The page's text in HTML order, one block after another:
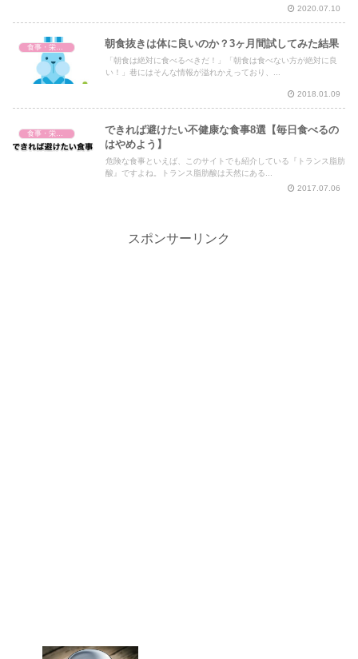
2020.07.10
食事・栄養・サプリ 朝食抜きは体に良いのか？3ヶ月間試してみた結果
「朝食は絶対に食べるべきだ！」「朝食は食べない方が絶対に良
い！」巷にはそんな情報が溢れかえっており、...
2018.01.09
できれば避けたい不健康な食事8選【毎日食べるの
はやめよう】
危険な食事といえば、このサイトでも紹介している『トランス脂肪
酸』ですよね。トランス脂肪酸は天然にある...
2017.07.06
スポンサーリンク